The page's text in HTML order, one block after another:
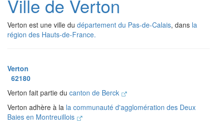
Ville de Verton
Verton est une ville du département du Pas-de-Calais, dans la
région des Hauts-de-France.
Verton
62180
Verton fait partie du canton de Berck
Verton adhère à la la communauté d'agglomération des Deux
Baies en Montreuillois